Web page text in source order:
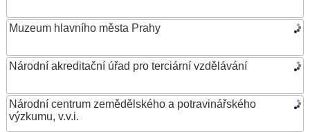
Muzeum hlavního města Prahy
Národní akreditační úřad pro terciární vzdělávání
Národní centrum zemědělského a potravinářského
výzkumu, v.v.i.